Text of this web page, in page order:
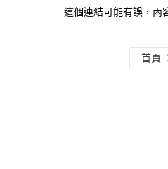
這個連結可能有誤，內
首頁